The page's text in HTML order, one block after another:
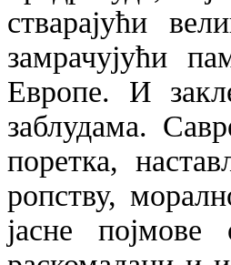
стварајући
замрачујући
Европе. И
заблудама.
поретка,
ропству,
јасне